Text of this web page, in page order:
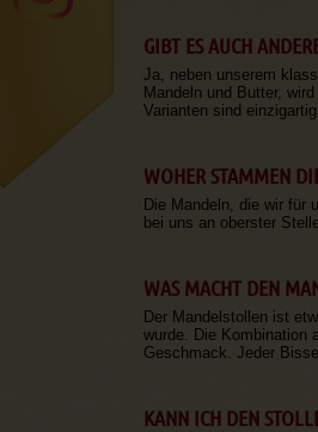
GIBT ES AUCH
Ja, neben unserem
Mandeln und Butter,
Varianten sind
WOHER STAMMEN
Die Mandeln, die wir für
bei uns an oberster
WAS MACHT DEN
Der Mandelstollen ist
wurde. Die Kombination
Geschmack. Jeder
KANN ICH DEN